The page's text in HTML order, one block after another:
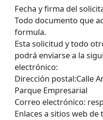
Fecha y firma del
Todo documento que
formula.
Esta solicitud y todo
podrá enviarse a la
electrónico:
Dirección postal:Calle
Parque Empresarial
Correo electrónico:
Enlaces a sitios web de